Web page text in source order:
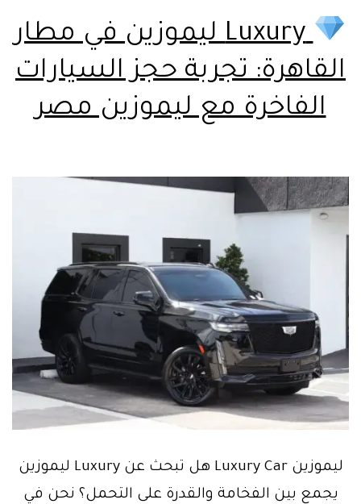
Luxury ليموزين في مطار
القاهرة: تجربة حجز السيارات
الفاخرة مع ليموزين مصر
ليموزين Luxury Car هل تبحث عن Luxury ليموزين
يجمع بين الفخامة والقدرة على التحمل؟ نحن في